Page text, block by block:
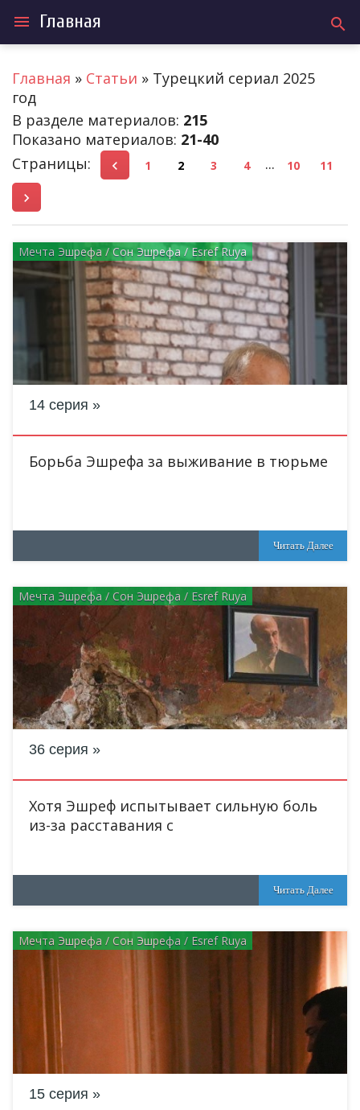
menu Главная search
Главная » Статьи » Турецкий сериал 2025
год
В разделе материалов: 215
Показано материалов: 21-40
Страницы: 1 2 3 4 ... 10 11
Мечта Эшрефа / Сон Эшрефа / Esref Ruya
14 серия
Борьба Эшрефа за выживание в тюрьме
Читать Далее
Мечта Эшрефа / Сон Эшрефа / Esref Ruya
36 серия
Хотя Эшреф испытывает сильную боль
из-за расставания с
Читать Далее
Мечта Эшрефа / Сон Эшрефа / Esref Ruya
15 серия